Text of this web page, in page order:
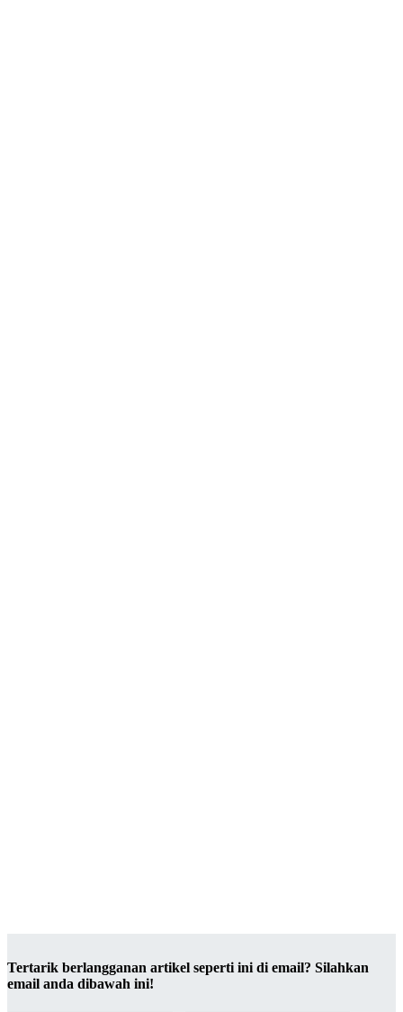
Tertarik berlangganan artikel seperti ini di email? Silahkan
email anda dibawah ini!